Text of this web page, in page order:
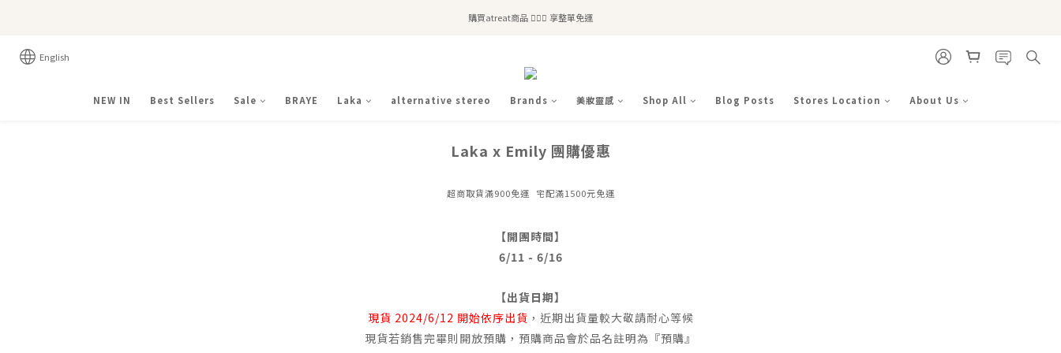
全站滿$2,500免運｜6/30前 含新品滿$1,300超取免運
購買atreat商品 💆🏻‍♀️ 享整單免運
English
NEW IN Best Sellers Sale BRAYE Laka alternative stereo Brands 美妝靈感 Shop All Blog Posts Stores Location About Us
Laka x Emily 團購優惠
超商取貨滿900免運 宅配滿1500元免運
【開團時間】
6/11 - 6/16
【出貨日期】
現貨 2024/6/12 開始依序出貨 ，近期出貨量較大敬請耐心等候
現貨若銷售完畢則開放預購，預購商品會於品名註明為『預購』